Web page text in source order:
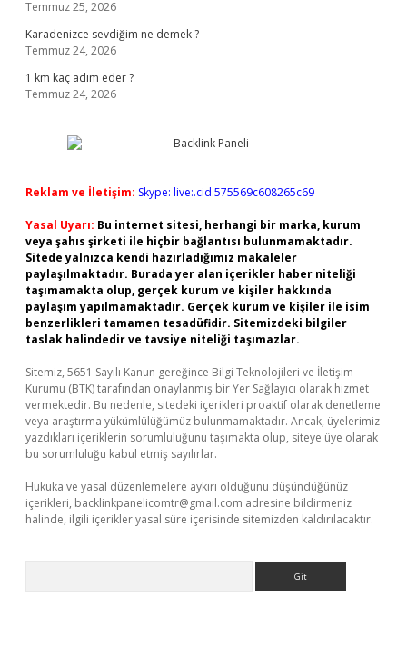
Temmuz 25, 2026
Karadenizce sevdiğim ne demek ?
Temmuz 24, 2026
1 km kaç adım eder ?
Temmuz 24, 2026
Reklam ve İletişim: Skype: live:.cid.575569c608265c69
Yasal Uyarı: Bu internet sitesi, herhangi bir marka, kurum
veya şahıs şirketi ile hiçbir bağlantısı bulunmamaktadır.
Sitede yalnızca kendi hazırladığımız makaleler
paylaşılmaktadır. Burada yer alan içerikler haber niteliği
taşımamakta olup, gerçek kurum ve kişiler hakkında
paylaşım yapılmamaktadır. Gerçek kurum ve kişiler ile isim
benzerlikleri tamamen tesadüfidir. Sitemizdeki bilgiler
taslak halindedir ve tavsiye niteliği taşımazlar.
Sitemiz, 5651 Sayılı Kanun gereğince Bilgi Teknolojileri ve İletişim
Kurumu (BTK) tarafından onaylanmış bir Yer Sağlayıcı olarak hizmet
vermektedir. Bu nedenle, sitedeki içerikleri proaktif olarak denetleme
veya araştırma yükümlülüğümüz bulunmamaktadır. Ancak, üyelerimiz
yazdıkları içeriklerin sorumluluğunu taşımakta olup, siteye üye olarak
bu sorumluluğu kabul etmiş sayılırlar.
Hukuka ve yasal düzenlemelere aykırı olduğunu düşündüğünüz
içerikleri, backlinkpanelicomtr@gmail.com adresine bildirmeniz
halinde, ilgili içerikler yasal süre içerisinde sitemizden kaldırılacaktır.